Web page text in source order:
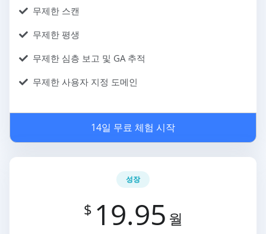
무제한 스캔
무제한 평생
무제한 심층 보고 및 GA 추적
무제한 사용자 지정 도메인
14일 무료 체험 시작
성장
$ 19.95 월